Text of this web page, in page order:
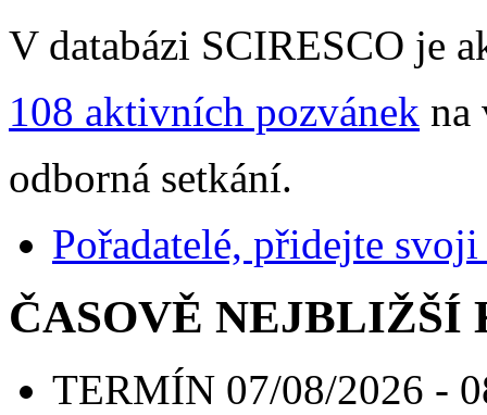
V databázi SCIRESCO je
108 aktivních pozvánek na
odborná setkání.
Pořadatelé, přidejte
ČASOVĚ NEJBLIŽŠÍ
TERMÍN 07/08/2026 -